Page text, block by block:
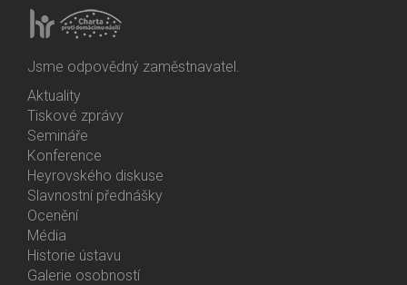
Jsme odpovědný zaměstnavatel.
Bottom
Menu
Activities
Aktuality
Tiskové zprávy
Semináře
Konference
Heyrovského diskuse
Slavnostní přednášky
Ocenění
Média
Historie ústavu
Galerie osobností